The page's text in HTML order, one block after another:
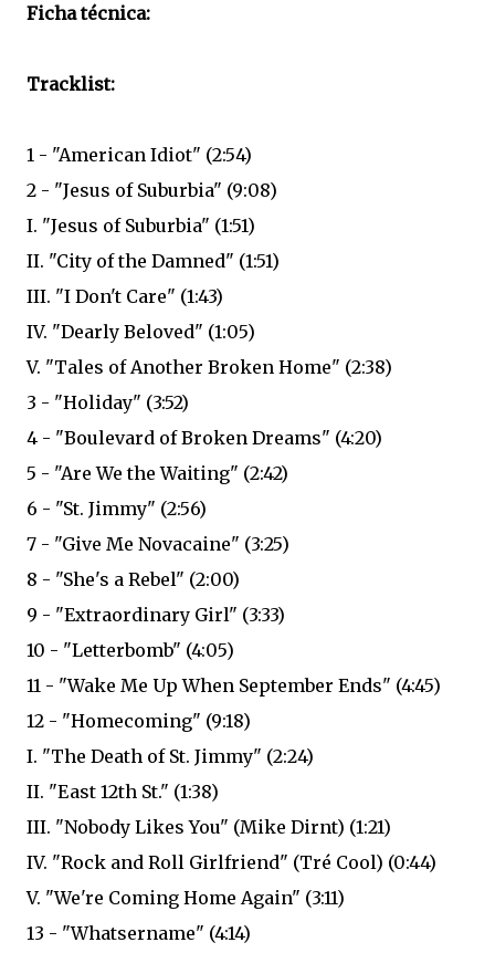
Ficha técnica:
Tracklist:
1 - "American Idiot" (2:54)
2 - "Jesus of Suburbia" (9:08)
I. "Jesus of Suburbia" (1:51)
II. "City of the Damned" (1:51)
III. "I Don't Care" (1:43)
IV. "Dearly Beloved" (1:05)
V. "Tales of Another Broken Home" (2:38)
3 - "Holiday" (3:52)
4 - "Boulevard of Broken Dreams" (4:20)
5 - "Are We the Waiting" (2:42)
6 - "St. Jimmy" (2:56)
7 - "Give Me Novacaine" (3:25)
8 - "She's a Rebel" (2:00)
9 - "Extraordinary Girl" (3:33)
10 - "Letterbomb" (4:05)
11 - "Wake Me Up When September Ends" (4:45)
12 - "Homecoming" (9:18)
I. "The Death of St. Jimmy" (2:24)
II. "East 12th St." (1:38)
III. "Nobody Likes You" (Mike Dirnt) (1:21)
IV. "Rock and Roll Girlfriend" (Tré Cool) (0:44)
V. "We're Coming Home Again" (3:11)
13 - "Whatsername" (4:14)